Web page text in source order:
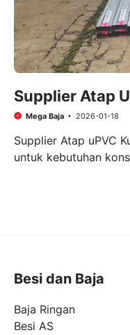
Supplier Atap
Mega Baja 2026-01-18
Supplier Atap uPVC
untuk kebutuhan
Besi dan Baja
Baja Ringan
Besi AS